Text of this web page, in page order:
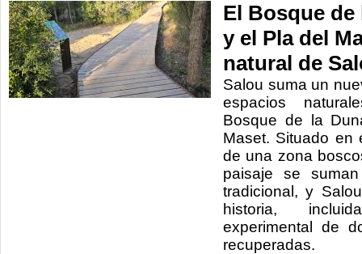
El Bosque de
y el Pla del
natural de
Salou suma un
espacios
Bosque de la
Maset. Situado en
de una zona
paisaje se
tradicional, y
historia,
experimental de
recuperadas.